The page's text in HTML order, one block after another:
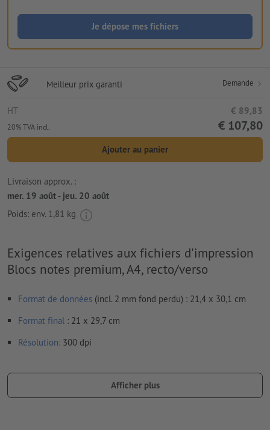
Je dépose mes fichiers
Meilleur prix garanti Demande
HT € 89,83
20% TVA incl. € 107,80
Ajouter au panier
Livraison approx. :
mer. 19 août - jeu. 20 août
Poids: env. 1,81 kg
Exigences relatives aux fichiers d'impression
Blocs notes premium, A4, recto/verso
Format de données (incl. 2 mm fond perdu) : 21,4 x 30,1 cm
Format final : 21 x 29,7 cm
Résolution: 300 dpi
Les polices de caractèresdoivent être incorporées ou les textes
Afficher plus